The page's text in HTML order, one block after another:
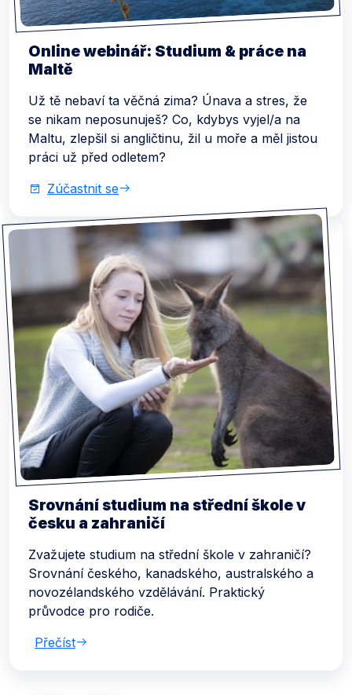
Online webinář: Studium & práce na
Maltě
Už tě nebaví ta věčná zima? Únava a stres, že
se nikam neposunuješ? Co, kdybys vyjel/a na
Maltu, zlepšil si angličtinu, žil u moře a měl jistou
práci už před odletem?
Zúčastnit se
Srovnání studium na střední škole v
česku a zahraničí
Zvažujete studium na střední škole v zahraničí?
Srovnání českého, kanadského, australského a
novozélandského vzdělávání. Praktický
průvodce pro rodiče.
Přečíst